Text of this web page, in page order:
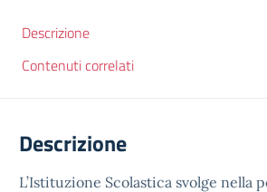
Descrizione
Contenuti correlati
Descrizione
L’Istituzione Scolastica svolge nella